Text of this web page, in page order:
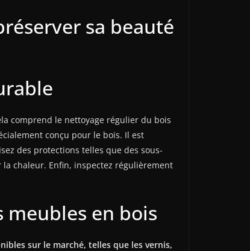
sa beauté
comprend le nettoyage régulier du bois
conçu pour le bois. Il est
des protections telles que des sous-
chaleur. Enfin, inspectez régulièrement
en bois
sur le marché, telles que les vernis,